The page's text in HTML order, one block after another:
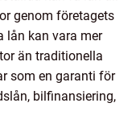
genom företagets
lån kan vara mer
än traditionella
som en garanti för
bilfinansiering,